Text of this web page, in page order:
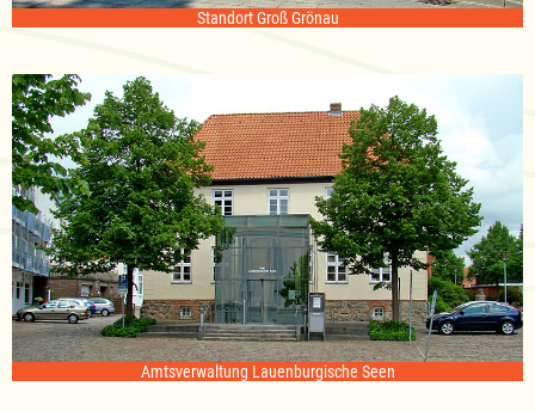
Standort Groß Grönau
Amtsverwaltung Lauenburgische Seen